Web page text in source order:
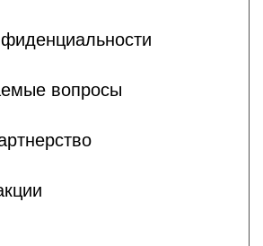
вопросы